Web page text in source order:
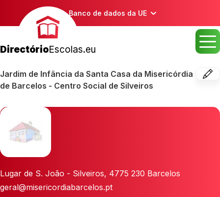
Banco de dados da UE
DirectórioEscolas.eu
Jardim de Infância da Santa Casa da Misericórdia
de Barcelos - Centro Social de Silveiros
Lugar de S. João - Silveiros, 4775 230 Barcelos
geral@misericordiabarcelos.pt